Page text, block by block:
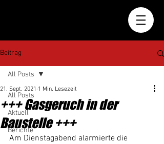
Beitrag
All Posts
Aktuell
Berichte
All Posts
+++ Gasgeruch in der
Baustelle +++
21. Sept. 2021 1 Min. Lesezeit
Am Dienstagabend alarmierte die